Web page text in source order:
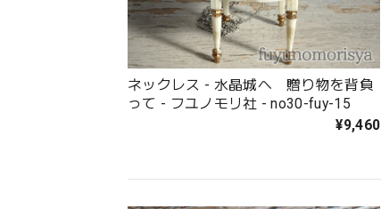
ネックレス - 水晶城へ 贈り物を背負
って - フユノモリ社 - no30-fuy-15
¥9,460